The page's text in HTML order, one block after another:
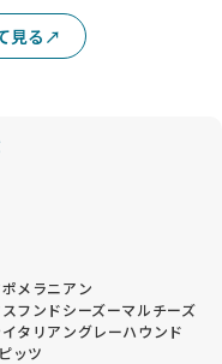
見る
ポメラニアン
フンドシーズーマルチーズ
イタリアングレーハウンド
ッツ